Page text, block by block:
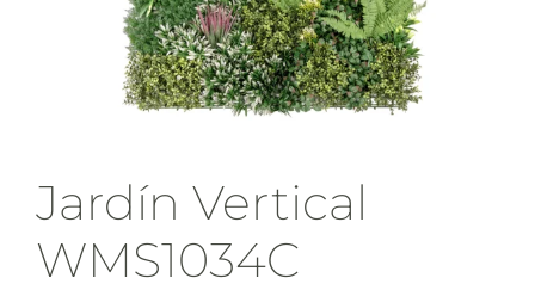
Jardín Vertical
WMS1034C